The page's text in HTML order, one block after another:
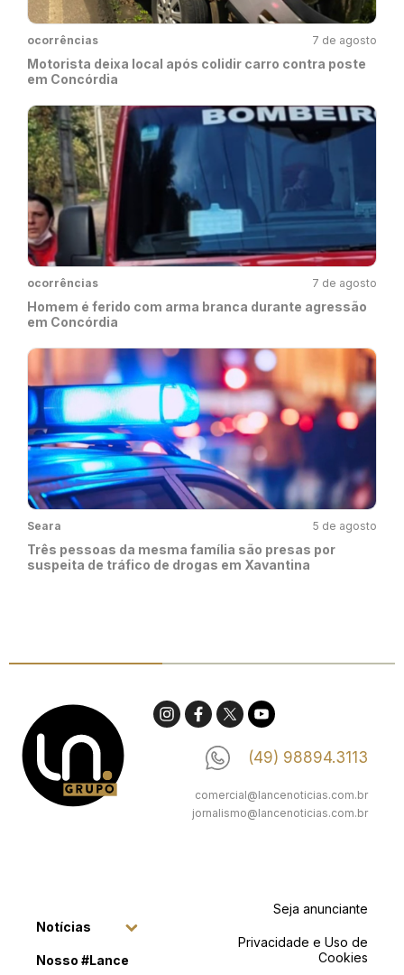
ocorrências 7 de agosto
Motorista deixa local após colidir carro contra poste
em Concórdia
ocorrências 7 de agosto
Homem é ferido com arma branca durante agressão
em Concórdia
Seara 5 de agosto
Três pessoas da mesma família são presas por
suspeita de tráfico de drogas em Xavantina
(49) 98894.3113
comercial@lancenoticias.com.br
jornalismo@lancenoticias.com.br
Notícias
Nosso #Lance
Seja anunciante
Privacidade e Uso de
Cookies